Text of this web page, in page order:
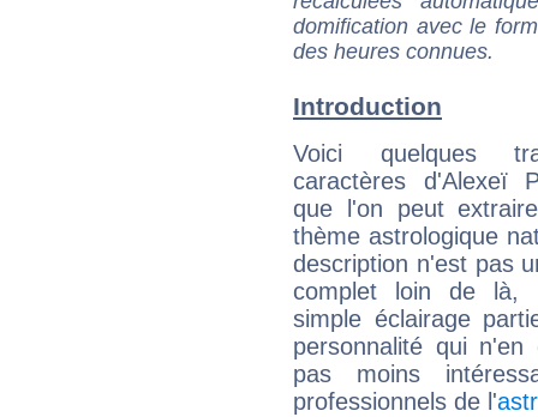
domification avec le
des heures connues.
Introduction
Voici quelques
caractères d'Alexeï
que l'on peut
thème astrologique
description n'est pas
complet loin de là,
simple éclairage
personnalité qui n'en
pas moins
professionnels de l'